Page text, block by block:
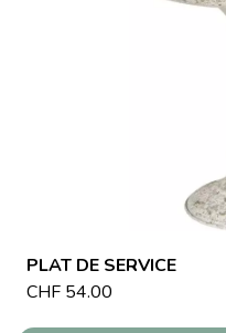
PLAT DE SERVICE
CHF 54.00